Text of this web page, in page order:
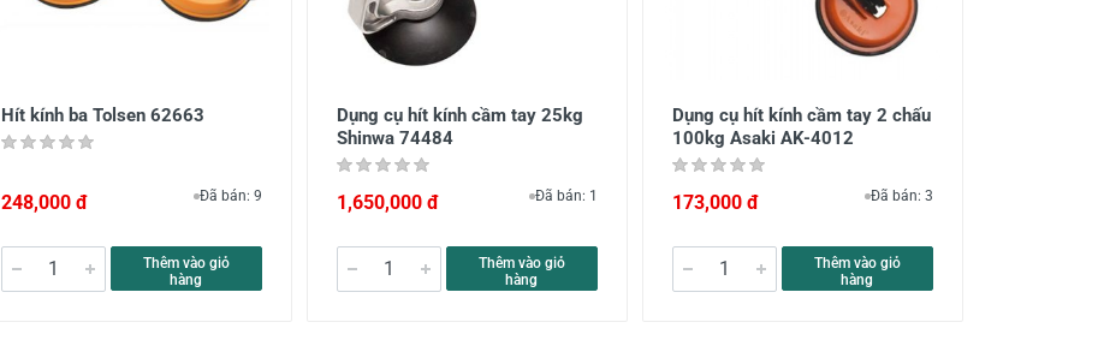
Hít kính ba Tolsen 62663
248,000 đ Đã bán: 9
Thêm vào giỏ
hàng
Dụng cụ hít kính cầm tay 25kg
Shinwa 74484
1,650,000 đ Đã bán: 1
Thêm vào giỏ
hàng
Dụng cụ hít kính cầm tay 2 chấu
100kg Asaki AK-4012
173,000 đ Đã bán: 3
Thêm vào giỏ
hàng